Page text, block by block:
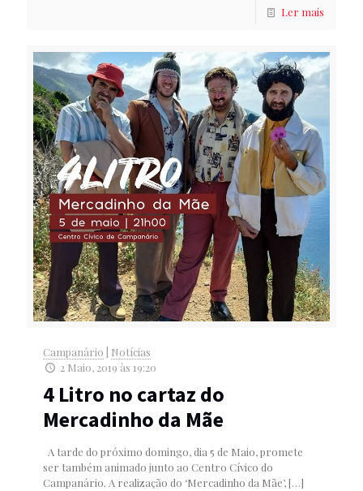
Ler mais
Campanário
Notícias
2 Maio, 2019 às 19:20
4 Litro no cartaz do
Mercadinho da Mãe
A tarde do próximo domingo, dia 5 de Maio, promete
ser também animado junto ao Centro Cívico do
Campanário. A realização do ‘Mercadinho da Mãe’,[…]